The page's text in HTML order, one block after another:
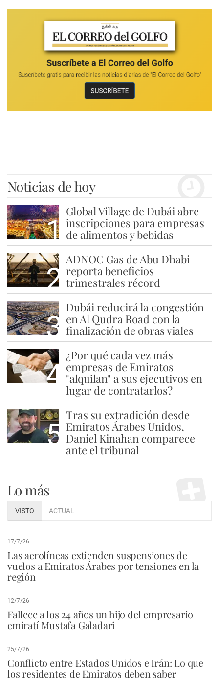
Noticias de hoy
1
Global Village de Dubái abre
inscripciones para empresas
de alimentos y bebidas
2
ADNOC Gas de Abu Dhabi
reporta beneficios
trimestrales récord
3
Dubái reducirá la congestión
en Al Qudra Road con la
finalización de obras viales
4
¿Por qué cada vez más
empresas de Emiratos
"alquilan" a sus ejecutivos en
lugar de contratarlos?
5
Tras su extradición desde
Emiratos Árabes Unidos,
Daniel Kinahan comparece
ante el tribunal
Lo más
VISTO ACTUAL
17/7/26
Las aerolíneas extienden suspensiones de
vuelos a Emiratos Árabes por tensiones en la
región
12/7/26
Fallece a los 24 años un hijo del empresario
emiratí Mustafa Galadari
25/7/26
Conflicto entre Estados Unidos e Irán: Lo que
los residentes de Emiratos deben saber